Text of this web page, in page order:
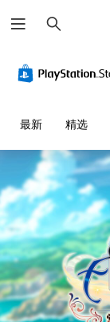
索
最新 精选